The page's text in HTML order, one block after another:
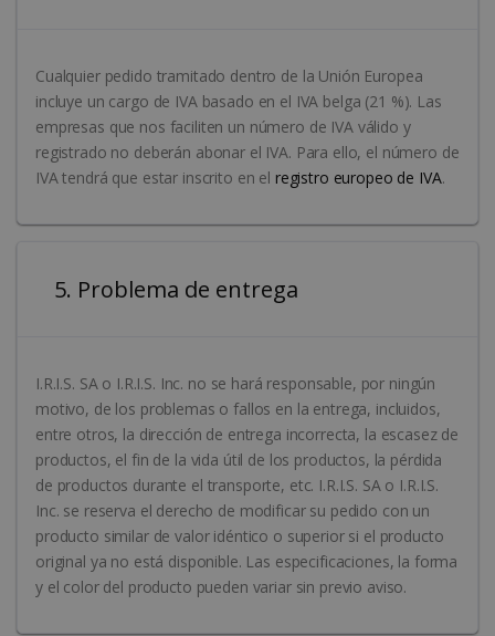
Cualquier pedido tramitado dentro de la Unión Europea
incluye un cargo de IVA basado en el IVA belga (21 %). Las
empresas que nos faciliten un número de IVA válido y
registrado no deberán abonar el IVA. Para ello, el número de
IVA tendrá que estar inscrito en el registro europeo de IVA.
5. Problema de entrega
I.R.I.S. SA o I.R.I.S. Inc. no se hará responsable, por ningún
motivo, de los problemas o fallos en la entrega, incluidos,
entre otros, la dirección de entrega incorrecta, la escasez de
productos, el fin de la vida útil de los productos, la pérdida
de productos durante el transporte, etc. I.R.I.S. SA o I.R.I.S.
Inc. se reserva el derecho de modificar su pedido con un
producto similar de valor idéntico o superior si el producto
original ya no está disponible. Las especificaciones, la forma
y el color del producto pueden variar sin previo aviso.